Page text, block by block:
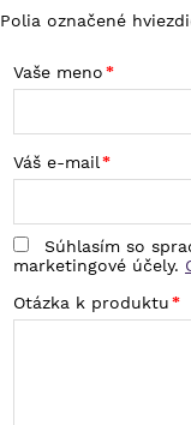
Polia označené
Vaše meno
Váš e-mail
marketingové účely.
Otázka k produktu